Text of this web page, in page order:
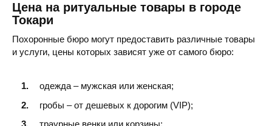
Цена на ритуальные товары в городе
Токари
Похоронные бюро могут предоставить различные товары
и услуги, цены которых зависят уже от самого бюро:
одежда – мужская или женская;
гробы – от дешевых к дорогим (VIP);